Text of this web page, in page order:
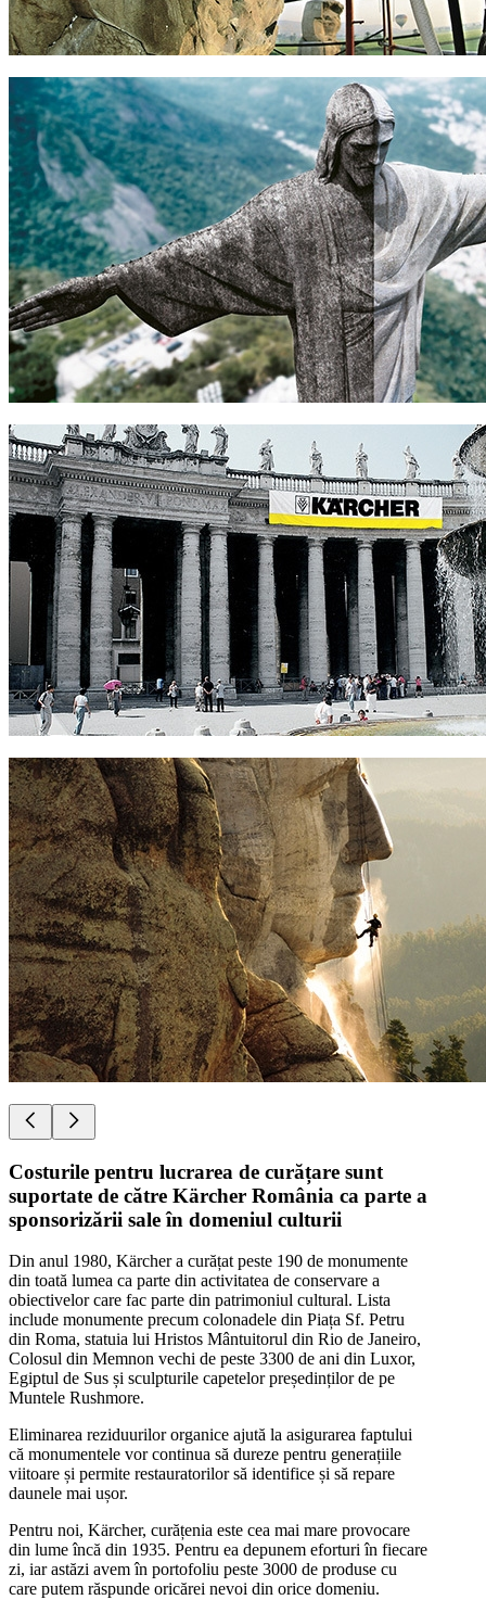
Costurile pentru lucrarea de curățare sunt
suportate de către Kärcher România ca parte a
sponsorizării sale în domeniul culturii
Din anul 1980, Kärcher a curățat peste 190 de monumente
din toată lumea ca parte din activitatea de conservare a
obiectivelor care fac parte din patrimoniul cultural. Lista
include monumente precum colonadele din Piața Sf. Petru
din Roma, statuia lui Hristos Mântuitorul din Rio de Janeiro,
Colosul din Memnon vechi de peste 3300 de ani din Luxor,
Egiptul de Sus și sculpturile capetelor președinților de pe
Muntele Rushmore.
Eliminarea reziduurilor organice ajută la asigurarea faptului
că monumentele vor continua să dureze pentru generațiile
viitoare și permite restauratorilor să identifice și să repare
daunele mai ușor.
Pentru noi, Kärcher, curățenia este cea mai mare provocare
din lume încă din 1935. Pentru ea depunem eforturi în fiecare
zi, iar astăzi avem în portofoliu peste 3000 de produse cu
care putem răspunde oricărei nevoi din orice domeniu.